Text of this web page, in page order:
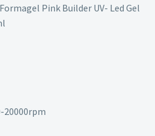
Pink Builder UV- Led Gel
20000rpm